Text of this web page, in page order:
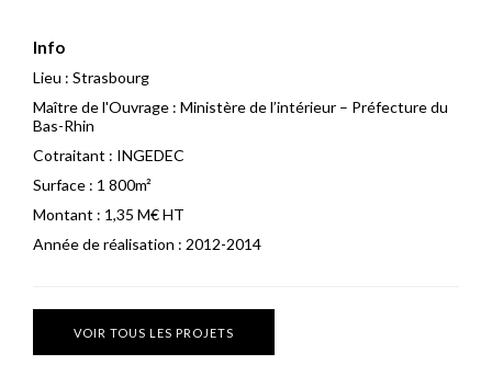
Info
Lieu : Strasbourg
Maître de l'Ouvrage : Ministère de l’intérieur – Préfecture du
Bas-Rhin
Cotraitant : INGEDEC
Surface : 1 800m²
Montant : 1,35 M€ HT
Année de réalisation : 2012-2014
VOIR TOUS LES PROJETS